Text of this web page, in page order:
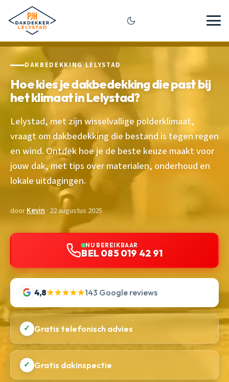
DAKBEDEKKING LELYSTAD
Hoe kies je dakbedekking die past bij
het klimaat in Lelystad?
Lelystad, met zijn wisselvallige polderklimaat,
vraagt om dakbedekking die bestand is tegen regen
en wind. Ontdek hoe je de beste keuze maakt voor
jouw dak, met tips over materialen, onderhoud en
lokale uitdagingen.
doorKevin · 22 augustus 2025
NU BEREIKBAAR
BEL 085 019 42 91
4,8★★★★★143 Google reviews
✓ Gratis telefonisch advies
✓ Gratis dakinspectie